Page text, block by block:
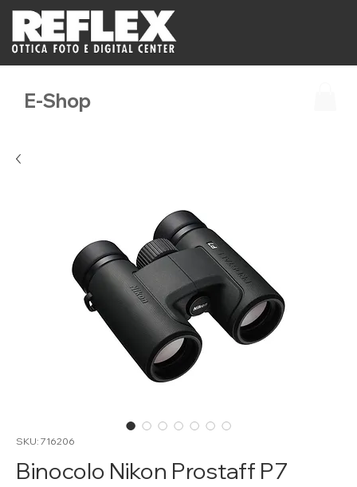
SKU: 716206
Binocolo Nikon Prostaff P7
E-Shop